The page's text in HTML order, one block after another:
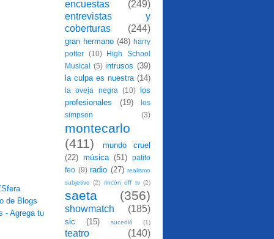
encuestas
(249)
entrevistas y
coberturas
(244)
gran hermano (48) harry
potter
(10)
High School
Musical (5) intrusos (39)
la culpa es nuestra (14)
la oveja negra (10)
los
profesionales
(19)
los
simpson
(3)
montecarlo
(411)
mundo cruel
(22) música (51)
patito
feo (9) radio (27) realismo
subjetivo (2) rincón off tv (2)
saeta (356)
showmatch (185)
sic (15) sucedió (1)
teatro (140)